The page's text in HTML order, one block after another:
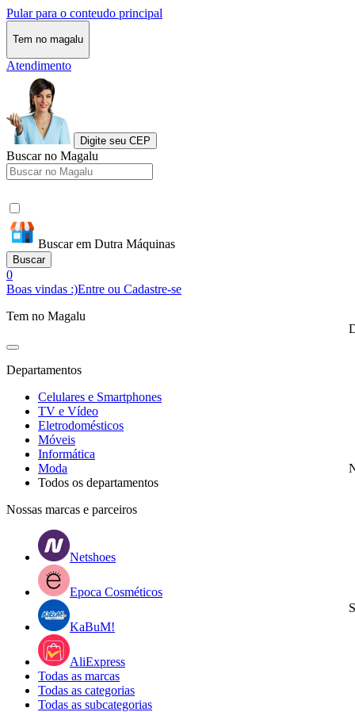
Pular para o conteudo principal
Tem no magalu
Atendimento
Digite seu CEP
Buscar no Magalu
Buscar em Dutra Máquinas
Buscar
0
Boas vindas :)Entre ou Cadastre-se
Tem no Magalu
Departamentos
Celulares e Smartphones
TV e Vídeo
Eletrodomésticos
Móveis
Informática
Moda
Todos os departamentos
Nossas marcas e parceiros
Netshoes
Epoca Cosméticos
KaBuM!
AliExpress
Todas as marcas
Todas as categorias
Todas as subcategorias